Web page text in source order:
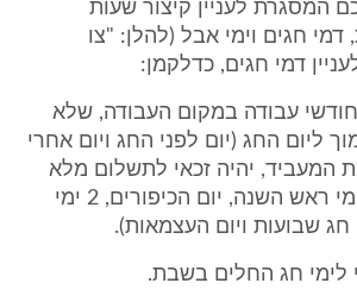
המסגרת לעניין קיצור שעות
דמי חגים וימי אבל (להלן: "צו
דמי חגים, כדלקמן:
"א. עובד לאחר 3 חודשי עבודה במקום העבודה, שלא
ליום החג (יום לפני החג ויום אחרי
המעביד, יהיה זכאי לתשלום מלא
עבור 9 ימי חג (2 ימי ראש השנה, יום הכיפורים, 2 ימי
לימי חג החלים בשבת.